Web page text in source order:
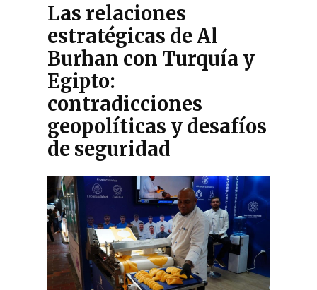
Las relaciones
estratégicas de Al
Burhan con Turquía y
Egipto:
contradicciones
geopolíticas y desafíos
de seguridad